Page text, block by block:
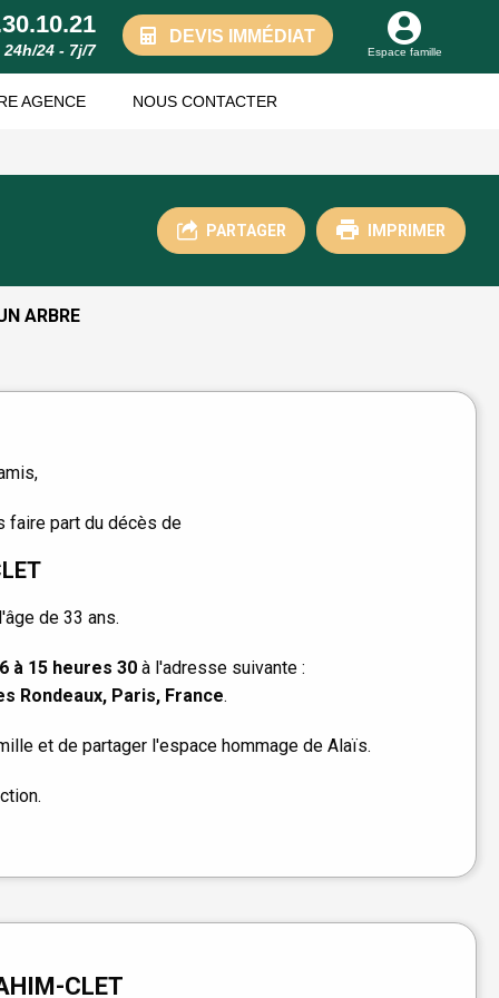
24h/24 - 7j/7
DEVIS IMMÉDIAT
Espace famille
AGENCE NOUS CONTACTER
PARTAGER IMPRIMER
ARBRE
faire part du décès de
de 33 ans.
à 15 heures 30à l'adresse suivante :
Rondeaux, Paris, France.
et de partager l'espace hommage de Alaïs.
CLET